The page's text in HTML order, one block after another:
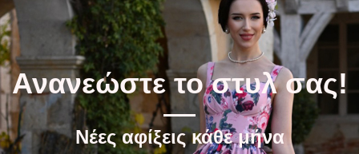
Ανανεώστε το στυλ σας!
Νέες αφίξεις κάθε μήνα